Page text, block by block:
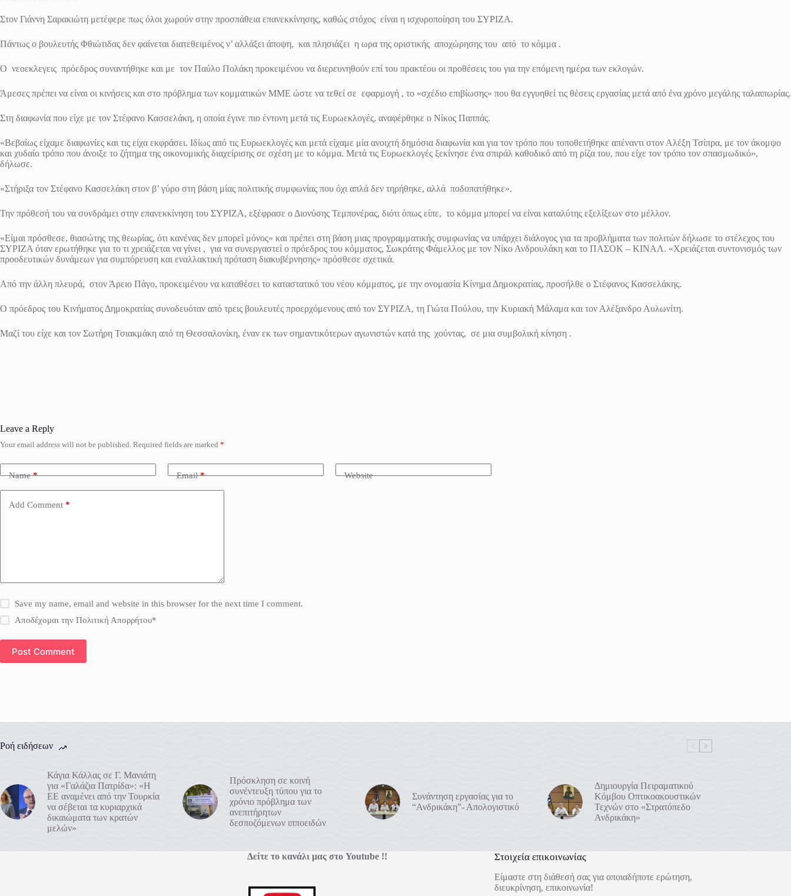
Στον Γιάννη Σαρακιώτη μετέφερε πως όλοι χωρούν στην προσπάθεια επανεκκίνησης, καθώς στόχος είναι η ισχυροποίηση του ΣΥΡΙΖΑ.
Πάντως ο βουλευτής Φθιώτιδας δεν φαίνεται διατεθειμένος ν’ αλλάξει άποψη, και πλησιάζει η ωρα της οριστικής αποχώρησης του από το κόμμα .
Ο νεοεκλεγεις πρόεδρος συναντήθηκε και με τον Παύλο Πολάκη προκειμένου να διερευνηθούν επί του πρακτέου οι προθέσεις του για την επόμενη ημέρα των εκλογών.
Άμεσες πρέπει να είναι οι κινήσεις και στο πρόβλημα των κομματικών ΜΜΕ ώστε να τεθεί σε εφαρμογή , το «σχέδιο επιβίωσης» που θα εγγυηθεί τις θέσεις εργασίας μετά από ένα χρόνο μεγάλης ταλαιπωρίας.
Στη διαφωνία που είχε με τον Στέφανο Κασσελάκη, η οποία έγινε πιο έντονη μετά τις Ευρωεκλογές, αναφέρθηκε ο Νίκος Παππάς.
«Βεβαίως είχαμε διαφωνίες και τις είχα εκφράσει. Ιδίως από τις Ευρωεκλογές και μετά είχαμε μία ανοιχτή δημόσια διαφωνία και για τον τρόπο που τοποθετήθηκε απέναντι στον Αλέξη Τσίπρα, με τον άκομψο
και χυδαίο τρόπο που άνοιξε το ζήτημα της οικονομικής διαχείρισης σε σχέση με το κόμμα. Μετά τις Ευρωεκλογές ξεκίνησε ένα σπιράλ καθοδικό από τη ρίζα του, που είχε τον τρόπο τον σπασμωδικό»,
δήλωσε.
«Στήριξα τον Στέφανο Κασσελάκη στον β’ γύρο στη βάση μίας πολιτικής συμφωνίας που όχι απλά δεν τηρήθηκε, αλλά ποδοπατήθηκε».
Την πρόθεσή του να συνδράμει στην επανεκκίνηση του ΣΥΡΙΖΑ, εξέφρασε ο Διονύσης Τεμπονέρας, διότι όπως είπε, το κόμμα μπορεί να είναι καταλύτης εξελίξεων στο μέλλον.
«Είμαι πρόσθεσε, θιασώτης της θεωρίας, ότι κανένας δεν μπορεί μόνος» και πρέπει στη βάση μιας προγραμματικής συμφωνίας να υπάρχει διάλογος για τα προβλήματα των πολιτών δήλωσε το στέλεχος του
ΣΥΡΙΖΑ όταν ερωτήθηκε για το τι χρειάζεται να γίνει , για να συνεργαστεί ο πρόεδρος του κόμματος, Σωκράτης Φάμελλος με τον Νίκο Ανδρουλάκη και το ΠΑΣΟΚ – ΚΙΝΑΛ. «Χρειάζεται συντονισμός των
προοδευτικών δυνάμεων για συμπόρευση και εναλλακτική πρόταση διακυβέρνησης» πρόσθεσε σχετικά.
Από την άλλη πλευρά, στον Άρειο Πάγο, προκειμένου να καταθέσει το καταστατικό του νέου κόμματος, με την ονομασία Κίνημα Δημοκρατίας, προσήλθε ο Στέφανος Κασσελάκης.
Ο πρόεδρος του Κινήματος Δημοκρατίας συνοδευόταν από τρεις βουλευτές προερχόμενους από τον ΣΥΡΙΖΑ, τη Γιώτα Πούλου, την Κυριακή Μάλαμα και τον Αλέξανδρο Αυλωνίτη.
Μαζί του είχε και τον Σωτήρη Τσιακμάκη από τη Θεσσαλονίκη, έναν εκ των σημαντικότερων αγωνιστών κατά της χούντας, σε μια συμβολική κίνηση .
Leave a Reply
Your email address will not be published. Required fields are marked *
Name* Email* Website
Add Comment *
Save my name, email and website in this browser for the next time I comment.
Αποδέχομαι την Πολιτική Απορρήτου*
Post Comment
Ροή ειδήσεων
Κάγια Κάλλας σε Γ. Μανιάτη
για «Γαλάζια Πατρίδα»: «Η
ΕΕ αναμένει από την Τουρκία
να σέβεται τα κυριαρχικά
δικαιώματα των κρατών
μελών»
Πρόσκληση σε κοινή
συνέντευξη τύπου για το
χρόνιο πρόβλημα των
ανεπιτήρητων
δεσποζόμενων ιπποειδών
Συνάντηση εργασίας για το
“Ανδρικάκη”- Απολογιστικό
Δημιουργία Πειραματικού
Κόμβου Οπτικοακουστικών
Τεχνών στο «Στρατόπεδο
Ανδρικάκη»
Δείτε το κανάλι μας στο Youtube !! Στοιχεία επικοινωνίας
Είμαστε στη διάθεσή σας για οποιαδήποτε ερώτηση,
διευκρίνηση, επικοινωνία!